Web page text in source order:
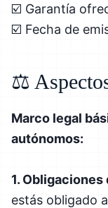
☑️ Garantía
☑️ Fecha de
⚖️
Marco legal
autónomos:
1.
estás obligado